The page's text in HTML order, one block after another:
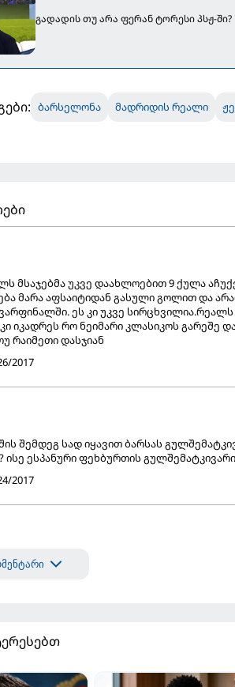
გადადის თუ არა ფერან ტორესი პსჟ-ში?
ბარსელონა მადრიდის რეალი
მსაჯებმა უკვე დაახლოებით 9 ქულა
მარა აფსაიტიდან გასული გოლით და
ეს კი უკვე
იკადრეს რო ნეიმარი კლასიკოს გარეშე
რაიმეთი დასჯიან
2017
შემდეგ სად იყავით ბარსას
ისე ესპანური ფეხბურთის
2017